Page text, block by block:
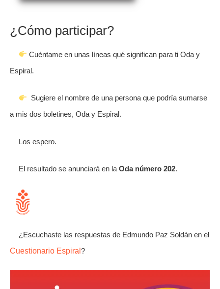
¿Cómo participar?
Cuéntame en unas líneas qué significan para ti Oda y
Espiral.
Sugiere el nombre de una persona que podría sumarse
a mis dos boletines, Oda y Espiral.
Los espero.
El resultado se anunciará en la Oda número 202.
¿Escuchaste las respuestas de Edmundo Paz Soldán en el
Cuestionario Espiral ?